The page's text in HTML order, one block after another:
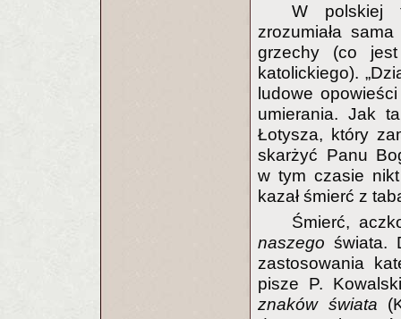
W polskiej
zrozumiała
grzechy (co jest
katolickiego).
ludowe
umierania. Jak
Łotysza, który
skarżyć Panu
w tym czasie
kazał śmierć z
Śmierć,
naszego świata.
zastosowania
pisze P.
znaków świata